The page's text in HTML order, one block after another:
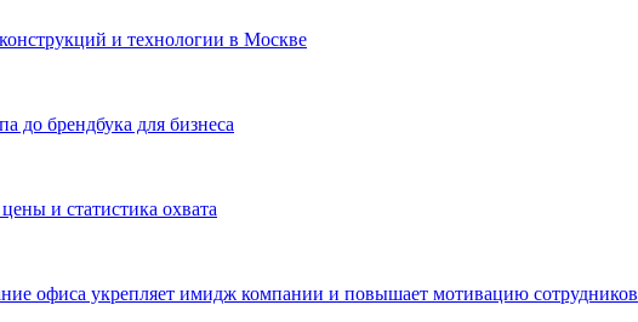
и технологии в Москве
до брендбука для бизнеса
и статистика охвата
офиса укрепляет имидж компании и повышает мотивацию сотрудников